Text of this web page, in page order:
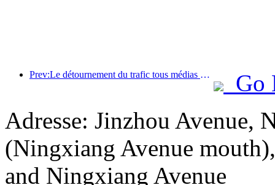
Prev:Le détournement du trafic tous médias aide les anciens magasins à rajeunir et crée un nouveau modèle de « montée en puissance zéro »
Go
Adresse: Jinzhou Avenue,
(Ningxiang Avenue
and Ningxiang Avenue